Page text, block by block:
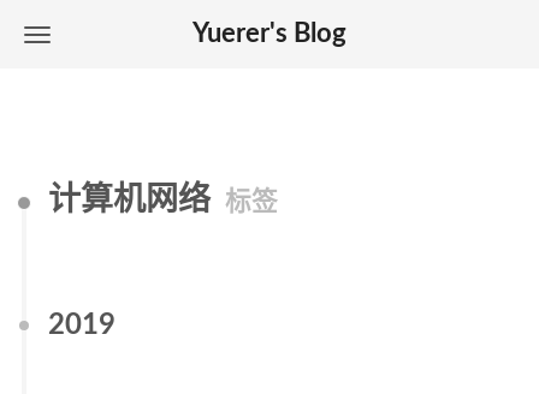
Yuerer's Blog
计算机网络 标签
2019